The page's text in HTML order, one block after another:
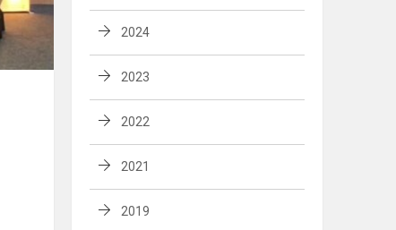
2024
2023
2022
2021
2019